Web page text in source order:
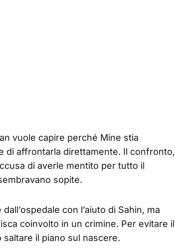
vuole capire perché Mine stia
di affrontarla direttamente. Il confronto,
di averle mentito per tutto il
sopite.
con l’aiuto di Sahin, ma
coinvolto in un crimine. Per evitare il
il piano sul nascere.